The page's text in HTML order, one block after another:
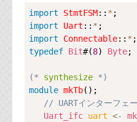
import StmtFSM:: *
import
Uart :: *
import
Connectable:: *
typedef Bit#(8) Byte;
(* synthesize *)
module mkTb();
// UARTインターフェ
Uart_ifc uart <-